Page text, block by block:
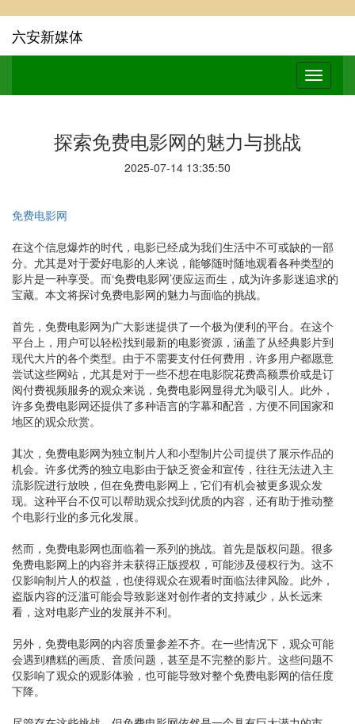
六安新媒体
探索免费电影网的魅力与挑战
2025-07-14 13:35:50
免费电影网
在这个信息爆炸的时代，电影已经成为我们生活中不可或缺的一部
分。尤其是对于爱好电影的人来说，能够随时随地观看各种类型的
影片是一种享受。而‘免费电影网’便应运而生，成为许多影迷追求的
宝藏。本文将探讨免费电影网的魅力与面临的挑战。
首先，免费电影网为广大影迷提供了一个极为便利的平台。在这个
平台上，用户可以轻松找到最新的电影资源，涵盖了从经典影片到
现代大片的各个类型。由于不需要支付任何费用，许多用户都愿意
尝试这些网站，尤其是对于一些不想在电影院花费高额票价或是订
阅付费视频服务的观众来说，免费电影网显得尤为吸引人。此外，
许多免费电影网还提供了多种语言的字幕和配音，方便不同国家和
地区的观众欣赏。
其次，免费电影网为独立制片人和小型制片公司提供了展示作品的
机会。许多优秀的独立电影由于缺乏资金和宣传，往往无法进入主
流影院进行放映，但在免费电影网上，它们有机会被更多观众发
现。这种平台不仅可以帮助观众找到优质的内容，还有助于推动整
个电影行业的多元化发展。
然而，免费电影网也面临着一系列的挑战。首先是版权问题。很多
免费电影网上的内容并未获得正版授权，可能涉及侵权行为。这不
仅影响制片人的权益，也使得观众在观看时面临法律风险。此外，
盗版内容的泛滥可能会导致影迷对创作者的支持减少，从长远来
看，这对电影产业的发展并不利。
另外，免费电影网的内容质量参差不齐。在一些情况下，观众可能
会遇到糟糕的画质、音质问题，甚至是不完整的影片。这些问题不
仅影响了观众的观影体验，也可能导致对整个免费电影网的信任度
下降。